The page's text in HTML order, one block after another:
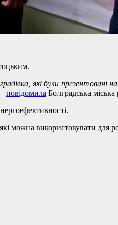
які були презентовані
– повідомила Болградська міська
можна використовувати для